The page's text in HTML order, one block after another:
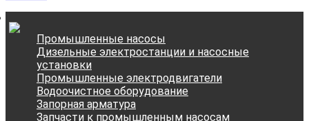
Промышленные насосы
Дизельные электростанции и насосные
установки
Промышленные электродвигатели
Водоочистное оборудование
Запорная арматура
Запчасти к промышленным насосам